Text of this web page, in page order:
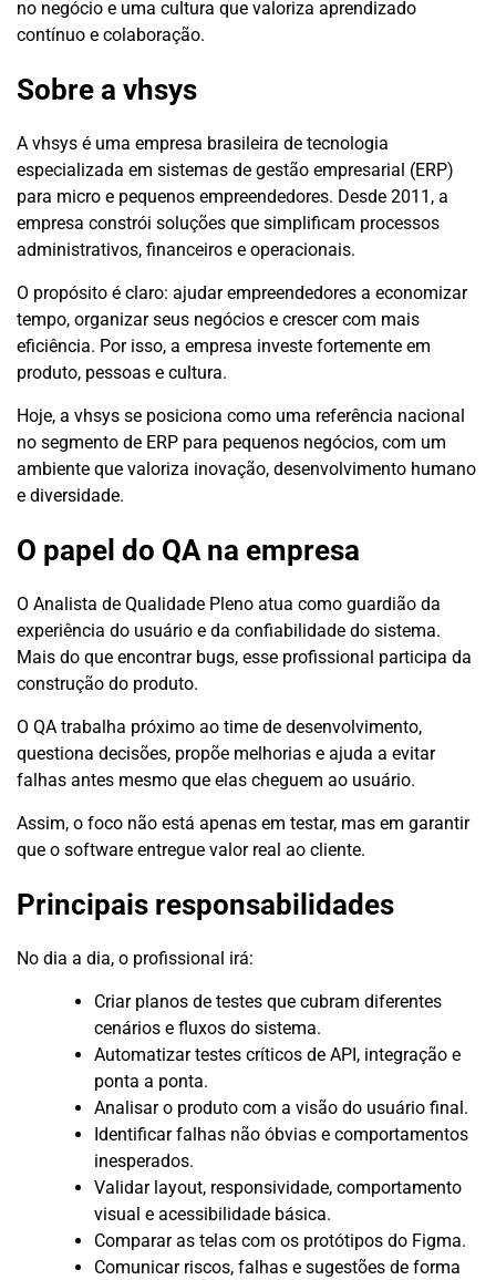
no negócio e uma cultura que valoriza aprendizado
contínuo e colaboração.
Sobre a vhsys
A vhsys é uma empresa brasileira de tecnologia
especializada em sistemas de gestão empresarial (ERP)
para micro e pequenos empreendedores. Desde 2011, a
empresa constrói soluções que simplificam processos
administrativos, financeiros e operacionais.
O propósito é claro: ajudar empreendedores a economizar
tempo, organizar seus negócios e crescer com mais
eficiência. Por isso, a empresa investe fortemente em
produto, pessoas e cultura.
Hoje, a vhsys se posiciona como uma referência nacional
no segmento de ERP para pequenos negócios, com um
ambiente que valoriza inovação, desenvolvimento humano
e diversidade.
O papel do QA na empresa
O Analista de Qualidade Pleno atua como guardião da
experiência do usuário e da confiabilidade do sistema.
Mais do que encontrar bugs, esse profissional participa da
construção do produto.
O QA trabalha próximo ao time de desenvolvimento,
questiona decisões, propõe melhorias e ajuda a evitar
falhas antes mesmo que elas cheguem ao usuário.
Assim, o foco não está apenas em testar, mas em garantir
que o software entregue valor real ao cliente.
Principais responsabilidades
No dia a dia, o profissional irá:
Criar planos de testes que cubram diferentes
cenários e fluxos do sistema.
Automatizar testes críticos de API, integração e
ponta a ponta.
Analisar o produto com a visão do usuário final.
Identificar falhas não óbvias e comportamentos
inesperados.
Validar layout, responsividade, comportamento
visual e acessibilidade básica.
Comparar as telas com os protótipos do Figma.
Comunicar riscos, falhas e sugestões de forma